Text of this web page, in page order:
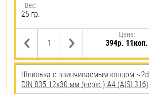
Вес:
25 гр.
Цена:
394р. 11коп.
Шпилька c ввинчиваемым концом ~2d
DIN 835 12х30 мм (нерж.) A4 (AISI 316)